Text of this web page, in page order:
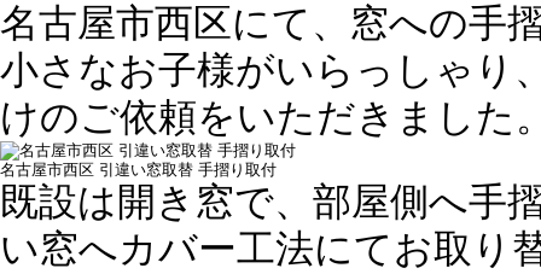
名古屋市西区にて、窓への手
小さなお子様がいらっしゃり
けのご依頼をいただきました
名古屋市西区 引違い窓取替 手摺り取付
既設は開き窓で、部屋側へ手
い窓へカバー工法にてお取り